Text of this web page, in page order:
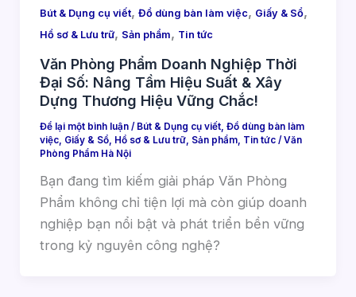
Bút & Dụng cụ viết, Đồ dùng bàn làm việc, Giấy & Sổ,
Hồ sơ & Lưu trữ, Sản phẩm, Tin tức
Văn Phòng Phẩm Doanh Nghiệp Thời
Đại Số: Nâng Tầm Hiệu Suất & Xây
Dựng Thương Hiệu Vững Chắc!
Để lại một bình luận / Bút & Dụng cụ viết, Đồ dùng bàn làm
việc, Giấy & Sổ, Hồ sơ & Lưu trữ, Sản phẩm, Tin tức/ Văn
Phòng Phẩm Hà Nội
Bạn đang tìm kiếm giải pháp Văn Phòng
Phẩm không chỉ tiện lợi mà còn giúp doanh
nghiệp bạn nổi bật và phát triển bền vững
trong kỷ nguyên công nghệ?